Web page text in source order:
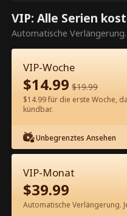
Dies ist eine
Episode.
60
Kostenlos
VIP: Alle Serien
Automatische
VIP-Woche
$14.99 $19.99
$14.99 für die erste Woche,
kündbar.
Unbegrenztes Ansehen
VIP-Monat
$39.99
Automatische Verlängerung.